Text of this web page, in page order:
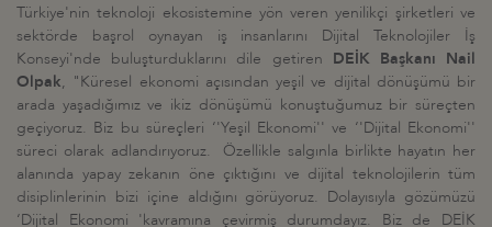
Türkiye'nin teknoloji ekosistemine yön veren yenilikçi şirketleri ve
sektörde başrol oynayan iş insanlarını Dijital Teknolojiler İş
Konseyi'nde buluşturduklarını dile getiren DEİK Başkanı Nail
Olpak, "Küresel ekonomi açısından yeşil ve dijital dönüşümü bir
arada yaşadığımız ve ikiz dönüşümü konuştuğumuz bir süreçten
geçiyoruz. Biz bu süreçleri ‘'Yeşil Ekonomi'' ve ‘'Dijital Ekonomi''
süreci olarak adlandırıyoruz. Özellikle salgınla birlikte hayatın her
alanında yapay zekanın öne çıktığını ve dijital teknolojilerin tüm
disiplinlerinin bizi içine aldığını görüyoruz. Dolayısıyla gözümüzü
‘Dijital Ekonomi 'kavramına çevirmiş durumdayız. Biz de DEİK